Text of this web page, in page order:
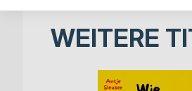
WEITERE